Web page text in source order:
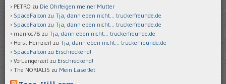
PETRO zu Die Ohrfeigen meiner Mutter
SpaceFalcon zu Tja, dann eben nicht… truckerfreunde.de
SpaceFalcon zu Tja, dann eben nicht… truckerfreunde.de
manroc78 zu Tja, dann eben nicht… truckerfreunde.de
Horst Heinzierl zu Tja, dann eben nicht… truckerfreunde.de
SpaceFalcon zu Erschreckend!
VorLangerzeit zu Erschreckend!
The NORIALIS zu Mein LaserJet